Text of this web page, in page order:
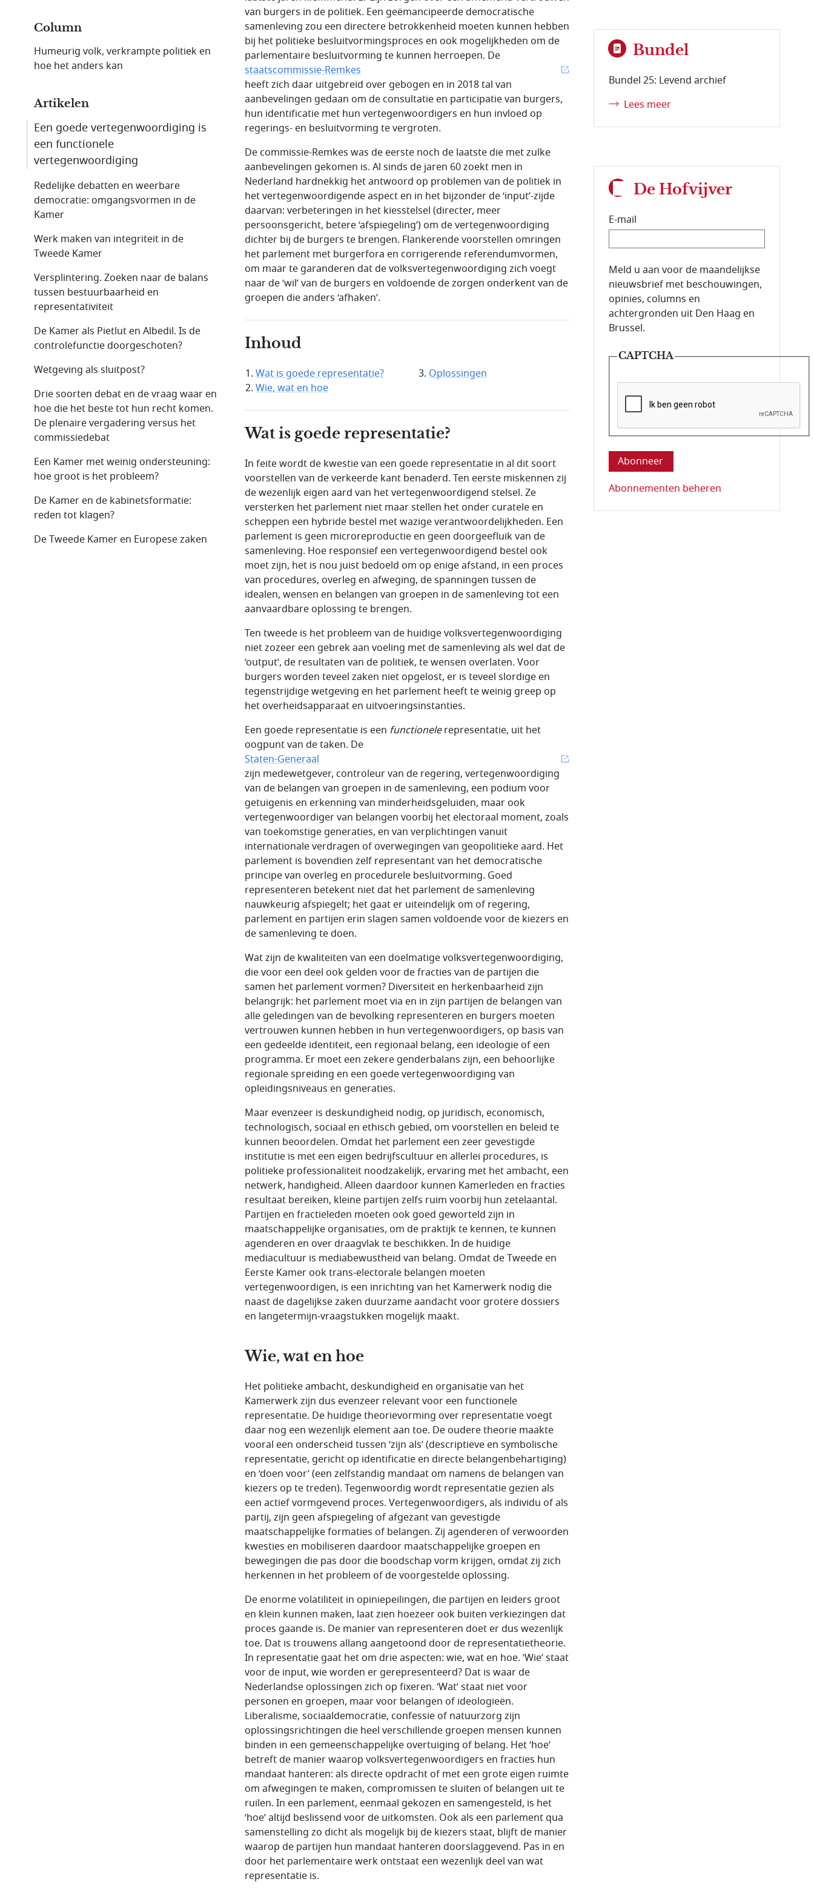
van burgers in de politiek. Een geëmancipeerde democratische
samenleving zou een directere betrokkenheid moeten kunnen hebben
bij het politieke besluitvormingsproces en ook mogelijkheden om de
parlementaire besluitvorming te kunnen herroepen. De
staatscommissie-Remkes
heeft zich daar uitgebreid over gebogen en in 2018 tal van
aanbevelingen gedaan om de consultatie en participatie van burgers,
hun identificatie met hun vertegenwoordigers en hun invloed op
regerings- en besluitvorming te vergroten.
De commissie-Remkes was de eerste noch de laatste die met zulke
aanbevelingen gekomen is. Al sinds de jaren 60 zoekt men in
Nederland hardnekkig het antwoord op problemen van de politiek in
het vertegenwoordigende aspect en in het bijzonder de ‘input’-zijde
daarvan: verbeteringen in het kiesstelsel (directer, meer
persoonsgericht, betere ‘afspiegeling’) om de vertegenwoordiging
dichter bij de burgers te brengen. Flankerende voorstellen omringen
het parlement met burgerfora en corrigerende referendumvormen,
om maar te garanderen dat de volksvertegenwoordiging zich voegt
naar de ‘wil’ van de burgers en voldoende de zorgen onderkent van de
groepen die anders ‘afhaken’.
Inhoud
Wat is goede representatie?
Wie, wat en hoe
Oplossingen
Wat is goede representatie?
In feite wordt de kwestie van een goede representatie in al dit soort
voorstellen van de verkeerde kant benaderd. Ten eerste miskennen zij
de wezenlijk eigen aard van het vertegenwoordigend stelsel. Ze
versterken het parlement niet maar stellen het onder curatele en
scheppen een hybride bestel met wazige verantwoordelijkheden. Een
parlement is geen microreproductie en geen doorgeefluik van de
samenleving. Hoe responsief een vertegenwoordigend bestel ook
moet zijn, het is nou juist bedoeld om op enige afstand, in een proces
van procedures, overleg en afweging, de spanningen tussen de
idealen, wensen en belangen van groepen in de samenleving tot een
aanvaardbare oplossing te brengen.
Ten tweede is het probleem van de huidige volksvertegenwoordiging
niet zozeer een gebrek aan voeling met de samenleving als wel dat de
‘output’, de resultaten van de politiek, te wensen overlaten. Voor
burgers worden teveel zaken niet opgelost, er is teveel slordige en
tegenstrijdige wetgeving en het parlement heeft te weinig greep op
het overheidsapparaat en uitvoeringsinstanties.
Een goede representatie is een functionelerepresentatie, uit het
oogpunt van de taken. De
Staten-Generaal
zijn medewetgever, controleur van de regering, vertegenwoordiging
van de belangen van groepen in de samenleving, een podium voor
getuigenis en erkenning van minderheidsgeluiden, maar ook
vertegenwoordiger van belangen voorbij het electoraal moment, zoals
van toekomstige generaties, en van verplichtingen vanuit
internationale verdragen of overwegingen van geopolitieke aard. Het
parlement is bovendien zelf representant van het democratische
principe van overleg en procedurele besluitvorming. Goed
representeren betekent niet dat het parlement de samenleving
nauwkeurig afspiegelt; het gaat er uiteindelijk om of regering,
parlement en partijen erin slagen samen voldoende voor de kiezers en
de samenleving te doen.
Wat zijn de kwaliteiten van een doelmatige volksvertegenwoordiging,
die voor een deel ook gelden voor de fracties van de partijen die
samen het parlement vormen? Diversiteit en herkenbaarheid zijn
belangrijk: het parlement moet via en in zijn partijen de belangen van
alle geledingen van de bevolking representeren en burgers moeten
vertrouwen kunnen hebben in hun vertegenwoordigers, op basis van
een gedeelde identiteit, een regionaal belang, een ideologie of een
programma. Er moet een zekere genderbalans zijn, een behoorlijke
regionale spreiding en een goede vertegenwoordiging van
opleidingsniveaus en generaties.
Maar evenzeer is deskundigheid nodig, op juridisch, economisch,
technologisch, sociaal en ethisch gebied, om voorstellen en beleid te
kunnen beoordelen. Omdat het parlement een zeer gevestigde
institutie is met een eigen bedrijfscultuur en allerlei procedures, is
politieke professionaliteit noodzakelijk, ervaring met het ambacht, een
netwerk, handigheid. Alleen daardoor kunnen Kamerleden en fracties
resultaat bereiken, kleine partijen zelfs ruim voorbij hun zetelaantal.
Partijen en fractieleden moeten ook goed geworteld zijn in
maatschappelijke organisaties, om de praktijk te kennen, te kunnen
agenderen en over draagvlak te beschikken. In de huidige
mediacultuur is mediabewustheid van belang. Omdat de Tweede en
Eerste Kamer ook trans-electorale belangen moeten
vertegenwoordigen, is een inrichting van het Kamerwerk nodig die
naast de dagelijkse zaken duurzame aandacht voor grotere dossiers
en langetermijn-vraagstukken mogelijk maakt.
Wie, wat en hoe
Het politieke ambacht, deskundigheid en organisatie van het
Kamerwerk zijn dus evenzeer relevant voor een functionele
representatie. De huidige theorievorming over representatie voegt
daar nog een wezenlijk element aan toe. De oudere theorie maakte
vooral een onderscheid tussen ‘zijn als’ (descriptieve en symbolische
representatie, gericht op identificatie en directe belangenbehartiging)
en ‘doen voor’ (een zelfstandig mandaat om namens de belangen van
kiezers op te treden). Tegenwoordig wordt representatie gezien als
een actief vormgevend proces. Vertegenwoordigers, als individu of als
partij, zijn geen afspiegeling of afgezant van gevestigde
maatschappelijke formaties of belangen. Zij agenderen of verwoorden
kwesties en mobiliseren daardoor maatschappelijke groepen en
bewegingen die pas door die boodschap vorm krijgen, omdat zij zich
herkennen in het probleem of de voorgestelde oplossing.
De enorme volatiliteit in opiniepeilingen, die partijen en leiders groot
en klein kunnen maken, laat zien hoezeer ook buiten verkiezingen dat
proces gaande is. De manier van representeren doet er dus wezenlijk
toe. Dat is trouwens allang aangetoond door de representatietheorie.
In representatie gaat het om drie aspecten: wie, wat en hoe. ‘Wie’ staat
voor de input, wie worden er gerepresenteerd? Dat is waar de
Nederlandse oplossingen zich op fixeren. ‘Wat’ staat niet voor
personen en groepen, maar voor belangen of ideologieën.
Liberalisme, sociaaldemocratie, confessie of natuurzorg zijn
oplossingsrichtingen die heel verschillende groepen mensen kunnen
binden in een gemeenschappelijke overtuiging of belang. Het ‘hoe’
betreft de manier waarop volksvertegenwoordigers en fracties hun
mandaat hanteren: als directe opdracht of met een grote eigen ruimte
om afwegingen te maken, compromissen te sluiten of belangen uit te
ruilen. In een parlement, eenmaal gekozen en samengesteld, is het
‘hoe’ altijd beslissend voor de uitkomsten. Ook als een parlement qua
samenstelling zo dicht als mogelijk bij de kiezers staat, blijft de manier
waarop de partijen hun mandaat hanteren doorslaggevend. Pas in en
door het parlementaire werk ontstaat een wezenlijk deel van wat
representatie is.
Column
Humeurig volk, verkrampte politiek en
hoe het anders kan
Artikelen
Een goede vertegenwoordiging is
een functionele
vertegenwoordiging
Redelijke debatten en weerbare
democratie: omgangsvormen in de
Kamer
Werk maken van integriteit in de
Tweede Kamer
Versplintering. Zoeken naar de balans
tussen bestuurbaarheid en
representativiteit
De Kamer als Pietlut en Albedil. Is de
controlefunctie doorgeschoten?
Wetgeving als sluitpost?
Drie soorten debat en de vraag waar en
hoe die het beste tot hun recht komen.
De plenaire vergadering versus het
commissiedebat
Een Kamer met weinig ondersteuning:
hoe groot is het probleem?
De Kamer en de kabinetsformatie:
reden tot klagen?
De Tweede Kamer en Europese zaken
Bundel
Bundel 25: Levend archief
Lees meer
De Hofvijver
E-mail
E-mailadres van de abonnee.
Meld u aan voor de maandelijkse
nieuwsbrief met beschouwingen,
opinies, columns en
achtergronden uit Den Haag en
Brussel.
CAPTCHA
Deze vraag is om te controleren dat u
Abonnementen beheren